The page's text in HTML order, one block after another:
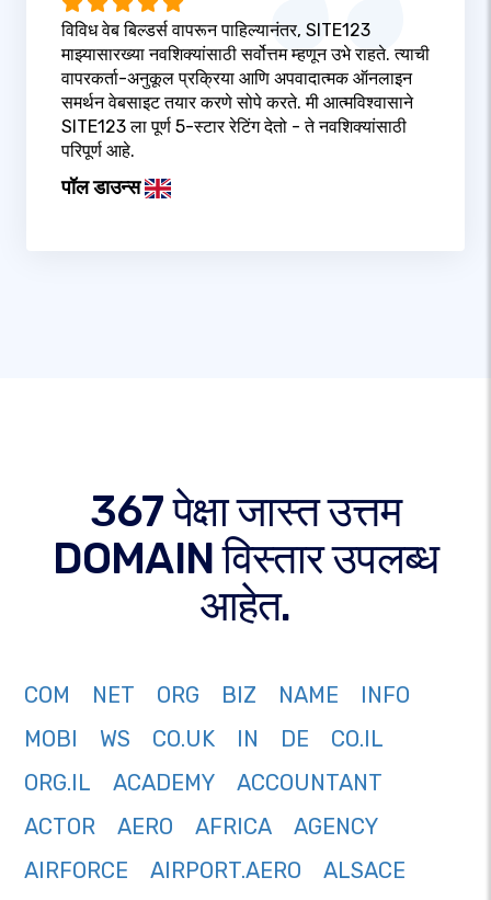
विविध वेब बिल्डर्स वापरून पाहिल्यानंतर, SITE123
माझ्यासारख्या नवशिक्यांसाठी सर्वोत्तम म्हणून उभे राहते. त्याची
वापरकर्ता-अनुकूल प्रक्रिया आणि अपवादात्मक ऑनलाइन
समर्थन वेबसाइट तयार करणे सोपे करते. मी आत्मविश्वासाने
SITE123 ला पूर्ण 5-स्टार रेटिंग देतो - ते नवशिक्यांसाठी
परिपूर्ण आहे.
पॉल डाउन्स
367 पेक्षा जास्त उत्तम
DOMAIN विस्तार उपलब्ध
आहेत.
COM NET ORG BIZ NAME
INFO
MOBI
WS CO.UK IN DE
CO.IL
ORG.IL
ACADEMY
ACCOUNTANT
ACTOR
AERO AFRICA
AGENCY
AIRFORCE
AIRPORT.AERO
ALSACE